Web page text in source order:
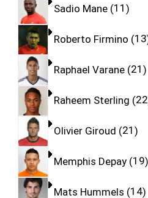
Sadio Mane 11
Roberto Firmino 13
Raphael Varane 21
Raheem Sterling 22
Olivier Giroud 21
Memphis Depay 19
Mats Hummels 14